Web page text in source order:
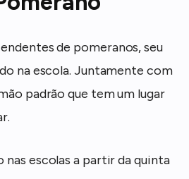
de pomeranos, seu
na escola. Juntamente com
padrão que tem um lugar
nas escolas a partir da quinta